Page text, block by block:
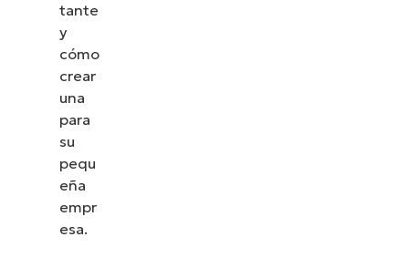
tante
y
cómo
crear
una
para
su
pequ
eña
empr
esa.